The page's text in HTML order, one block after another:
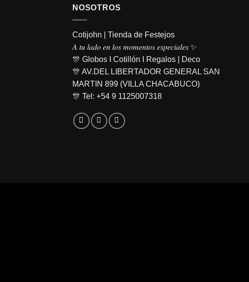
NOSOTROS
Cotijohn | Tienda de Festejos
𝐴 𝑡𝑢 𝑙𝑎𝑑𝑜 𝑒𝑛 𝑙𝑜𝑠 𝑚𝑜𝑚𝑒𝑛𝑡𝑜𝑠 𝑒𝑠𝑝𝑒𝑐𝑖𝑎𝑙𝑒𝑠 ✨
🎊 Globos I Cotillón I Regalos | Deco
🎊 AV.DEL LIBERTADOR GENERAL SAN
MARTIN 899 (VILLA CHACABUCO)
🎊 Tel: +54 9 1125007318